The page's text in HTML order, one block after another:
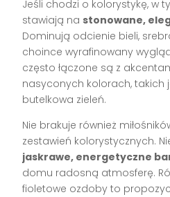
Jeśli chodzi o kolorystykę, w
stawiają na stonowane,
Dominują odcienie bieli,
choince wyrafinowany
często łączone są z
nasyconych kolorach, takich
butelkowa zieleń.
Nie brakuje również
zestawień kolorystycznych.
jaskrawe, energetyczne
domu radosną atmosferę.
fioletowe ozdoby to